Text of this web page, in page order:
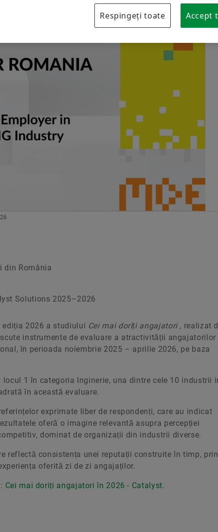
Laboratories Romania
din România
Solutions 2025–2026
ediția 2026 a studiului Cei mai doriți angajatori, realizat
instrumente de evaluare a atractivității angajatorilor
în perioada noiembrie 2025 – aprilie 2026, pe baza
1 în categoria Inginerie, una dintre cele 10 industrii
în această evaluare.
exprimate liber de respondenți, care au indicat
oferă o imagine relevantă asupra percepției
dominat de organizații din industrii diverse.
reflectă consistența unei reputații construite în timp, prin
oferită zi de zi angajaților.
Cei mai doriți angajatori în 2026 - Catalyst.
Respingeți toate Accept